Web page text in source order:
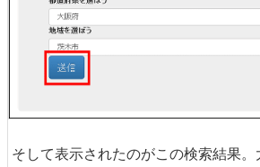
そして表示されたのがこの検索結果